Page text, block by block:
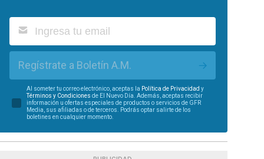
Regístrate a Boletín A.M.
Al someter tu correo electrónico, aceptas la Política de Privacidad y
Términos y Condiciones de El Nuevo Día. Además, aceptas recibir
información u ofertas especiales de productos o servicios de GFR
Media, sus afiliadas o de terceros. Podrás optar salirte de los
boletines en cualquier momento.